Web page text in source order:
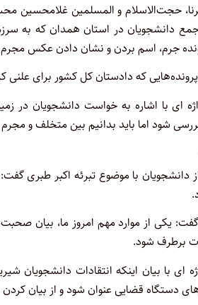
حجت‌الاسلام و المسلمین غلامحسین
جمع دانشجویان در استان همدان که به
جرم، اسم بردن و نشان دادن عکس
که دادستان کل کشور برای
ای با اشاره به خواست دانشجویان در
شود اما باید بدانیم بین متخلف و
دانشجویان با موضوع تبرئه اکبر طبری
یکی از موارد مهم امروز ما، بیان
برطرف شود.
ای با بیان اینکه انتقادات دانشجویان
دستگاه قضایی عنوان شود و از بیان